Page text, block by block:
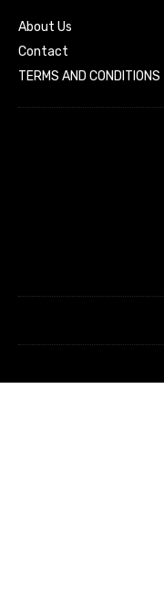
About Us
Contact
TERMS AND CONDITIONS